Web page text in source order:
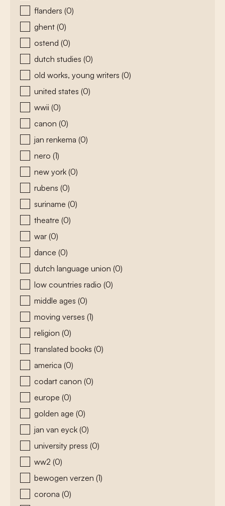
flanders (0)
ghent (0)
ostend (0)
dutch studies (0)
old works, young writers (0)
united states (0)
wwii (0)
canon (0)
jan renkema (0)
nero (1)
new york (0)
rubens (0)
suriname (0)
theatre (0)
war (0)
dance (0)
dutch language union (0)
low countries radio (0)
middle ages (0)
moving verses (1)
religion (0)
translated books (0)
america (0)
codart canon (0)
europe (0)
golden age (0)
jan van eyck (0)
university press (0)
ww2 (0)
bewogen verzen (1)
corona (0)